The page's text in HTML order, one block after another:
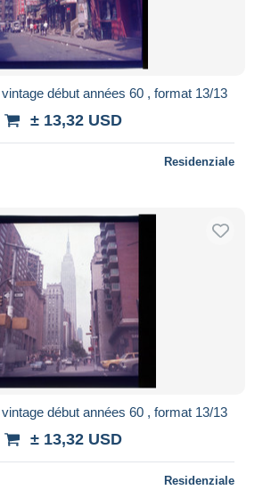
début années 60 , format 13/13
± 13,32 USD
Residenziale
début années 60 , format 13/13
± 13,32 USD
Residenziale